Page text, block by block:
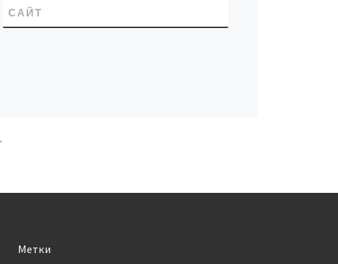
САЙТ
.
Метки